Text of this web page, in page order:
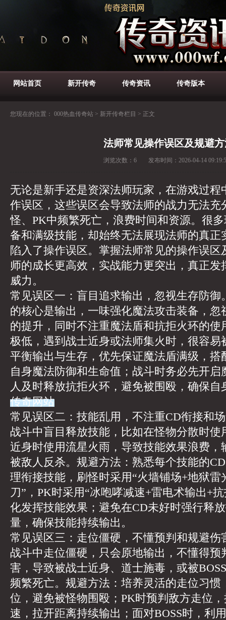
网站首页 新开传奇 传奇资讯 传奇版本
您现在的位置： 000热血传奇站 > 新开传奇栏目 > 正文
法师常见操作误区及规避
浏览次数： 6 发布时间： 2026-04-14
无论是新手还是资深法师玩家，在游戏过程
作误区，这些误区会导致法师的战力无法充
怪、PK中频繁死亡，浪费时间和资源。很
备和满级技能，却始终无法展现法师的真正
陷入了操作误区。掌握法师常见的操作误区
师的成长更高效，实战能力更突出，真正发
威力。
常见误区一：盲目追求输出，忽视生存防御
的核心是输出，一味强化魔法攻击装备，忽
的提升，同时不注重魔法盾和抗拒火环的使
极低，遇到战士近身或法师集火时，很容易
平衡输出与生存，优先保证魔法盾满级，搭
自身魔法防御和生命值；战斗时务必先开启
人及时释放抗拒火环，避免被围殴，确保自
传奇网站
常见误区二：技能乱用，不注重CD衔接和
战斗中盲目释放技能，比如在怪物分散时使
近身时使用流星火雨，导致技能效果浪费，
被敌人反杀。规避方法：熟悉每个技能的
理衔接技能，刷怪时采用“火墙铺场+地狱雷
刀”，PK时采用“冰咆哮减速+雷电术输出+
化发挥技能效果；避免在CD未好时强行释
量，确保技能持续输出。
常见误区三：走位僵硬，不懂预判和规避伤
战斗中走位僵硬，只会原地输出，不懂得预
害，导致被战士近身、道士施毒，或被
频繁死亡。规避方法：培养灵活的走位习惯
位，避免被怪物围殴；PK时预判敌方走位
速，拉开距离持续输出；面对BOSS时，利